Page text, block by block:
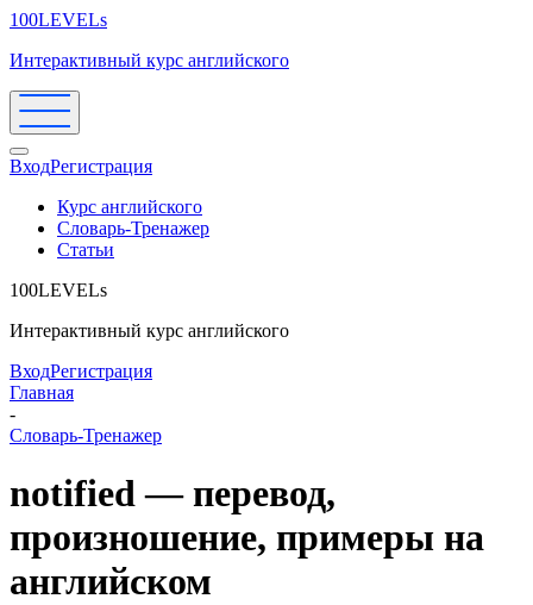
100LEVELs
Интерактивный курс английского
ВходРегистрация
Курс английского
Словарь-Тренажер
Статьи
100LEVELs
Интерактивный курс английского
ВходРегистрация
Главная
-
Словарь-Тренажер
notified — перевод,
произношение, примеры на
английском